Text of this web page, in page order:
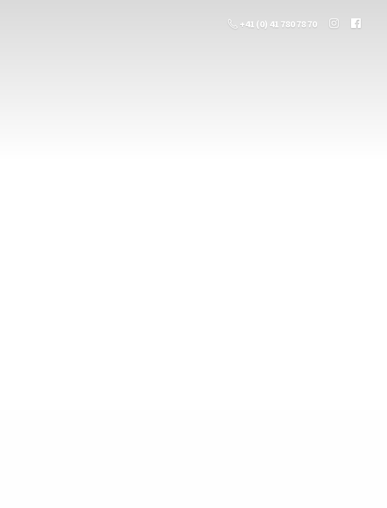
+41 (0) 41 780 78 70